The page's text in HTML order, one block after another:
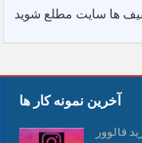
آخرین نمونه کار ها
فالوور